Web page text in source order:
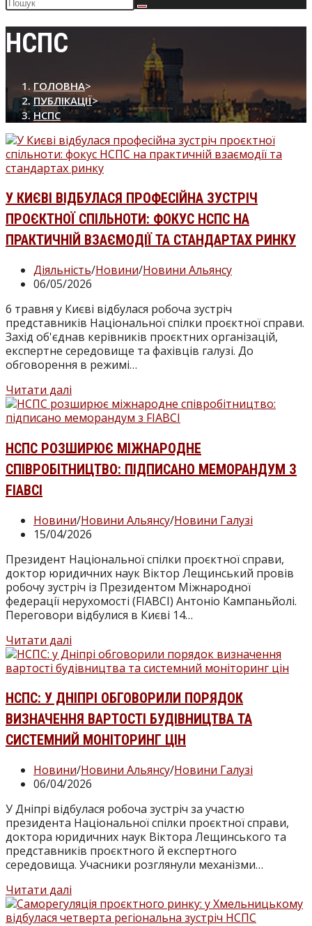
на
сайті
НСПС
ГОЛОВНА>
ПУБЛІКАЦІЇ>
НСПС
У КИЄВІ ВІДБУЛАСЯ ПРОФЕСІЙНА ЗУСТРІЧ
ПРОЄКТНОЇ СПІЛЬНОТИ: ФОКУС НСПС НА
ПРАКТИЧНІЙ ВЗАЄМОДІЇ ТА СТАНДАРТАХ РИНКУ
Категорія
запису:
Діяльність/Новини/Новини Альянсу
Запис
06/05/2026
6 травня у Києві відбулася робоча зустріч
представників Національної спілки проєктної справи.
Захід об'єднав керівників проєктних організацій,
експертне середовище та фахівців галузі. До
обговорення в режимі…
Читати далі
Києві
відбулася
зустріч
проєктної
спільноти:
на
практичній
взаємодії
та
стандартах
ринку
НСПС РОЗШИРЮЄ МІЖНАРОДНЕ
СПІВРОБІТНИЦТВО: ПІДПИСАНО МЕМОРАНДУМ З
FIABCI
Категорія
запису:
Новини/Новини Альянсу/Новини Галузі
Запис
15/04/2026
Президент Національної спілки проєктної справи,
доктор юридичних наук Віктор Лещинський провів
робочу зустріч із Президентом Міжнародної
федерації нерухомості (FIABCI) Антоніо Кампаньйолі.
Переговори відбулися в Києві 14…
Читати далі
розширює
міжнародне
підписано
меморандум
з
FIABCI
НСПС: У ДНІПРІ ОБГОВОРИЛИ ПОРЯДОК
ВИЗНАЧЕННЯ ВАРТОСТІ БУДІВНИЦТВА ТА
СИСТЕМНИЙ МОНІТОРИНГ ЦІН
Категорія
запису:
Новини/Новини Альянсу/Новини Галузі
Запис
06/04/2026
У Дніпрі відбулася робоча зустріч за участю
президента Національної спілки проєктної справи,
доктора юридичних наук Віктора Лещинського та
представників проєктного й експертного
середовища. Учасники розглянули механізми…
Читати далі
у
Дніпрі